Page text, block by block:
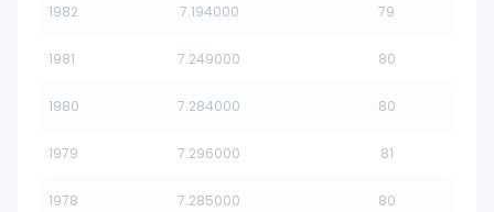
1982 7.194000 79
1981 7.249000 80
1980 7.284000 80
1979 7.296000 81
1978 7.285000 80